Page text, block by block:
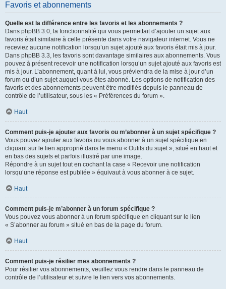
Favoris et abonnements
Quelle est la différence entre les favoris et les abonnements ?
Dans phpBB 3.0, la fonctionnalité qui vous permettait d’ajouter un sujet aux
favoris était similaire à celle présente dans votre navigateur internet. Vous ne
receviez aucune notification lorsqu’un sujet ajouté aux favoris était mis à jour.
Dans phpBB 3.3, les favoris sont davantage similaires aux abonnements. Vous
pouvez à présent recevoir une notification lorsqu’un sujet ajouté aux favoris est
mis à jour. L’abonnement, quant à lui, vous préviendra de la mise à jour d’un
forum ou d’un sujet auquel vous êtes abonné. Les options de notification des
favoris et des abonnements peuvent être modifiés depuis le panneau de
contrôle de l’utilisateur, sous les « Préférences du forum ».
Haut
Comment puis-je ajouter aux favoris ou m’abonner à un sujet spécifique ?
Vous pouvez ajouter aux favoris ou vous abonner à un sujet spécifique en
cliquant sur le lien approprié dans le menu « Outils du sujet », situé en haut et
en bas des sujets et parfois illustré par une image.
Répondre à un sujet tout en cochant la case « Recevoir une notification
lorsqu’une réponse est publiée » équivaut à vous abonner à ce sujet.
Haut
Comment puis-je m’abonner à un forum spécifique ?
Vous pouvez vous abonner à un forum spécifique en cliquant sur le lien
« S’abonner au forum » situé en bas de la page du forum.
Haut
Comment puis-je résilier mes abonnements ?
Pour résilier vos abonnements, veuillez vous rendre dans le panneau de
contrôle de l’utilisateur et suivre le lien vers vos abonnements.